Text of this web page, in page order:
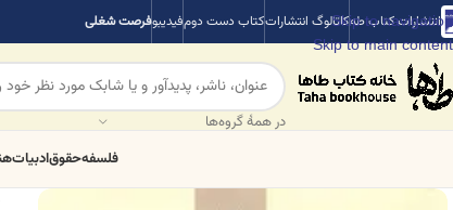
Skip to navigation
Skip to main content
انتشارات کتاب طهکاتالوگ انتشاراتکتاب دست دومفیدیبوفرصت شغلی
در همهٔ گروه‌ها
فلسفهحقوقادبیات